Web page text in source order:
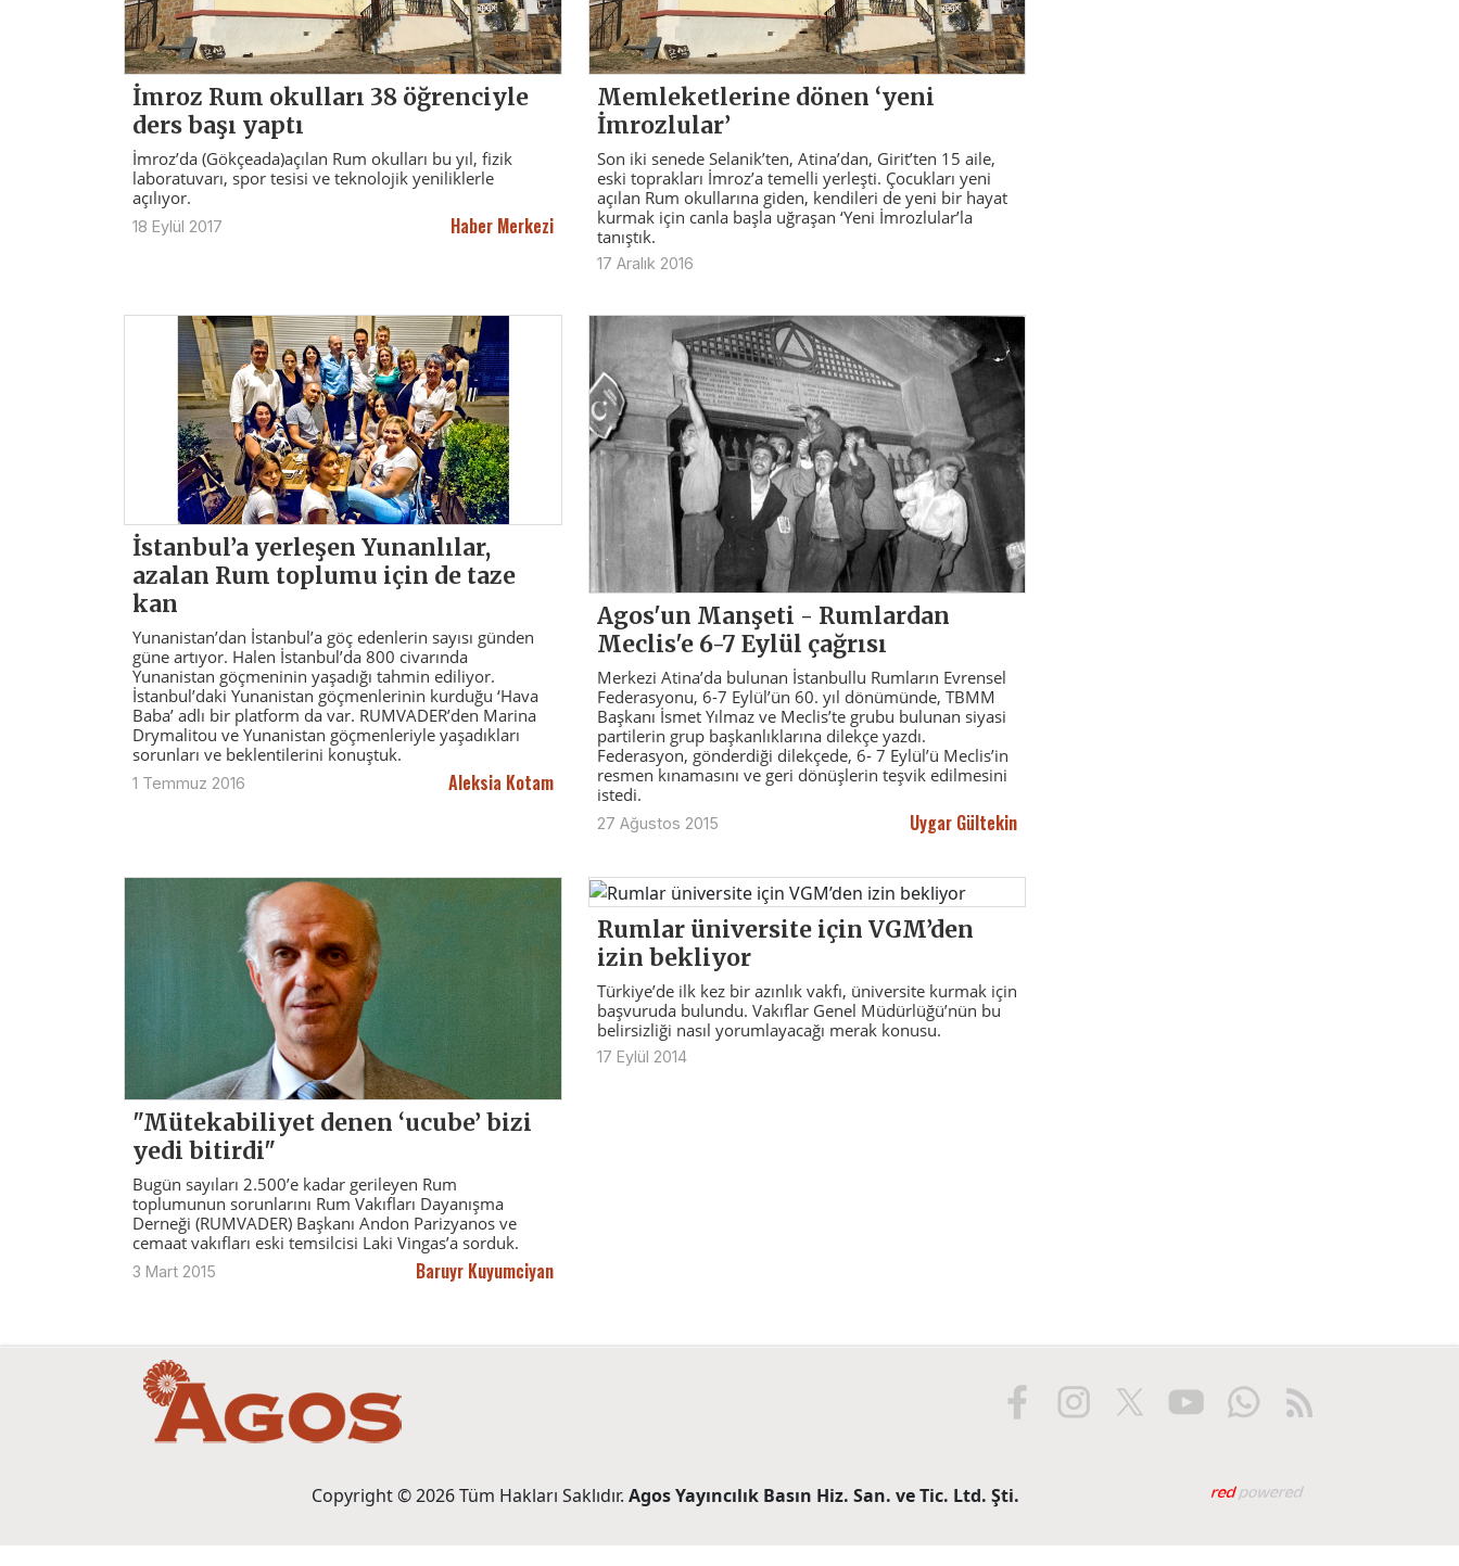
İmroz Rum okulları 38 öğrenciyle
ders başı yaptı
İmroz’da (Gökçeada)açılan Rum okulları bu yıl, fizik
laboratuvarı, spor tesisi ve teknolojik yeniliklerle
açılıyor.
18 Eylül 2017 Haber Merkezi
Memleketlerine dönen ‘yeni
İmrozlular’
Son iki senede Selanik’ten, Atina’dan, Girit’ten 15 aile,
eski toprakları İmroz’a temelli yerleşti. Çocukları yeni
açılan Rum okullarına giden, kendileri de yeni bir hayat
kurmak için canla başla uğraşan ‘Yeni İmrozlular’la
tanıştık.
17 Aralık 2016
İstanbul’a yerleşen Yunanlılar,
azalan Rum toplumu için de taze
kan
Yunanistan’dan İstanbul’a göç edenlerin sayısı günden
güne artıyor. Halen İstanbul’da 800 civarında
Yunanistan göçmeninin yaşadığı tahmin ediliyor.
İstanbul’daki Yunanistan göçmenlerinin kurduğu ‘Hava
Baba’ adlı bir platform da var. RUMVADER’den Marina
Drymalitou ve Yunanistan göçmenleriyle yaşadıkları
sorunları ve beklentilerini konuştuk.
1 Temmuz 2016 Aleksia Kotam
Agos'un Manşeti - Rumlardan
Meclis'e 6-7 Eylül çağrısı
Merkezi Atina’da bulunan İstanbullu Rumların Evrensel
Federasyonu, 6-7 Eylül’ün 60. yıl dönümünde, TBMM
Başkanı İsmet Yılmaz ve Meclis’te grubu bulunan siyasi
partilerin grup başkanlıklarına dilekçe yazdı.
Federasyon, gönderdiği dilekçede, 6- 7 Eylül’ü Meclis’in
resmen kınamasını ve geri dönüşlerin teşvik edilmesini
istedi.
27 Ağustos 2015 Uygar Gültekin
"Mütekabiliyet denen ‘ucube’ bizi
yedi bitirdi"
Bugün sayıları 2.500’e kadar gerileyen Rum
toplumunun sorunlarını Rum Vakıfları Dayanışma
Derneği (RUMVADER) Başkanı Andon Parizyanos ve
cemaat vakıfları eski temsilcisi Laki Vingas’a sorduk.
3 Mart 2015 Baruyr Kuyumciyan
Rumlar üniversite için VGM’den
izin bekliyor
Türkiye’de ilk kez bir azınlık vakfı, üniversite kurmak için
başvuruda bulundu. Vakıflar Genel Müdürlüğü’nün bu
belirsizliği nasıl yorumlayacağı merak konusu.
17 Eylül 2014
Copyright © 2026 Tüm Hakları Saklıdır. Agos Yayıncılık Basın Hiz. San. ve Tic. Ltd. Şti. Web tasarım: Red